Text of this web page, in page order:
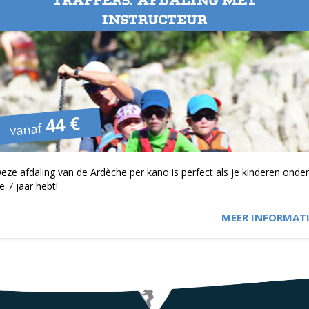
INSTRUCTEUR
vanaf44 €
afdaling van de Ardèche per kano is perfect als je kinderen onder
7 jaar hebt!
MEER